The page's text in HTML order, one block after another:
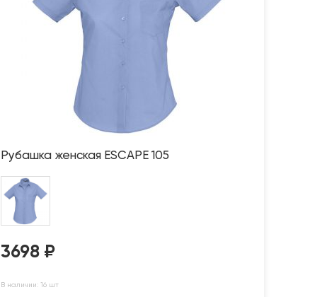
Рубашка женская ESCAPE 105
3698 ₽
В наличии: 16 шт